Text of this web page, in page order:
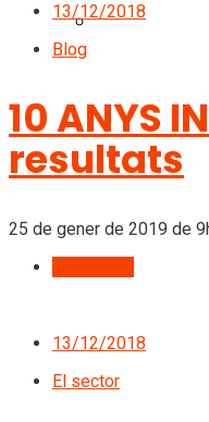
CONTACTE
13/12/2018
Blog
10 ANYS
resultats
25 de gener de 2019 de
13/12/2018
El sector